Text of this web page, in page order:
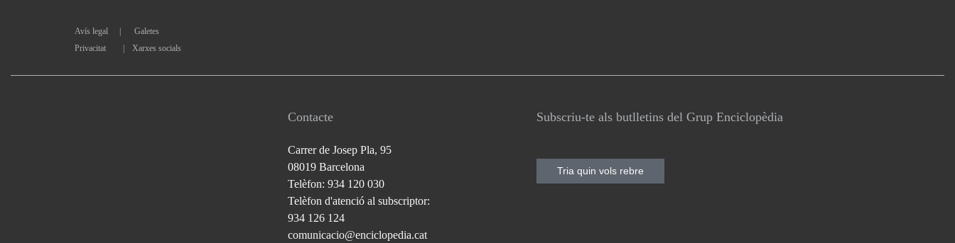
Avís legal
Galetes
Privacitat
| Xarxes socials
Contacte
Carrer de Josep Pla, 95
08019 Barcelona
Telèfon: 934 120 030
Telèfon d'atenció al subscriptor:
934 126 124
comunicacio@enciclopedia.cat
Subscriu-te als butlletins del Grup Enciclopèdia
Tria quin vols rebre